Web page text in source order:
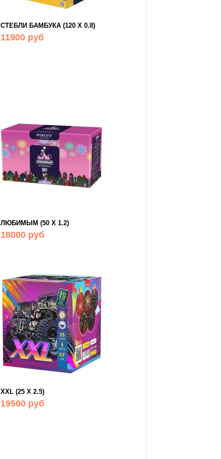
СТЕБЛИ БАМБУКА (120 Х 0.8)
11900 руб
ЛЮБИМЫМ (50 Х 1.2)
18000 руб
XXL (25 Х 2.5)
19500 руб